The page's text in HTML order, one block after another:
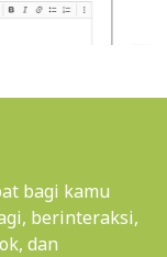
bagi kamu
berinteraksi,
dan